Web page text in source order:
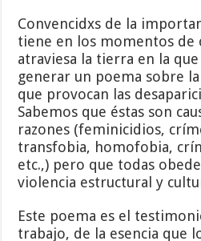
Convencidxs de la
tiene en los momentos de
atraviesa la tierra en la
generar un poema sobre
que provocan las
Sabemos que éstas son
razones (feminicidios,
transfobia, homofobia,
etc.,) pero que todas
violencia estructural y
Este poema es el
trabajo, de la esencia que